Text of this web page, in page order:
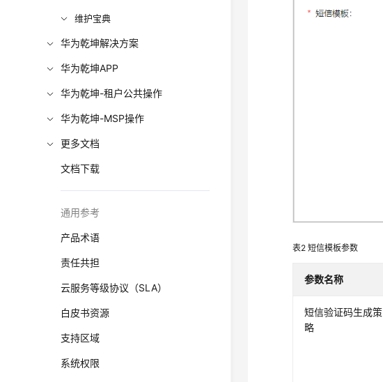
维护宝典
华为乾坤解决方案
华为乾坤APP
华为乾坤-租户公共操作
华为乾坤-MSP操作
更多文档
文档下载
通用参考
产品术语
责任共担
云服务等级协议（SLA）
白皮书资源
支持区域
系统权限
表2短信模板参数
参数名称
短信验证码生成策
略